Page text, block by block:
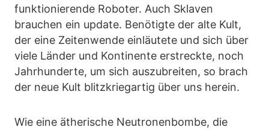
funktionierende Roboter. Auch Sklaven
brauchen ein update. Benötigte der alte Kult,
der eine Zeitenwende einläutete und sich über
viele Länder und Kontinente erstreckte, noch
Jahrhunderte, um sich auszubreiten, so brach
der neue Kult blitzkriegartig über uns herein.
Wie eine ätherische Neutronenbombe, die